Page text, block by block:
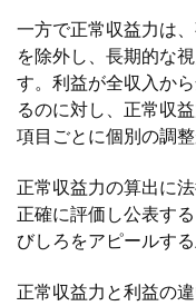
一方で正常収益力は
を除外し、長期的な
す。利益が全収入か
るのに対し、正常収
項目ごとに個別の調整
正常収益力の算出に
正確に評価し公表す
びしろをアピールす
正常収益力と利益の